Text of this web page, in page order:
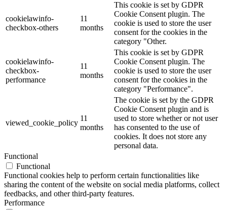
cookielawinfo-
checkbox-others
11
months
This cookie is set by GDPR
Cookie Consent plugin. The
cookie is used to store the user
consent for the cookies in the
category "Other.
cookielawinfo-
checkbox-
performance
11
months
This cookie is set by GDPR
Cookie Consent plugin. The
cookie is used to store the user
consent for the cookies in the
category "Performance".
viewed_cookie_policy
11
months
The cookie is set by the GDPR
Cookie Consent plugin and is
used to store whether or not user
has consented to the use of
cookies. It does not store any
personal data.
Functional
Functional
Functional cookies help to perform certain functionalities like
sharing the content of the website on social media platforms, collect
feedbacks, and other third-party features.
Performance